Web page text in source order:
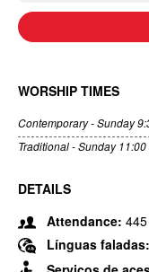
WORSHIP TIMES
Contemporary - Sunday
Traditional - Sunday 11:00
DETAILS
Attendance: 445
Línguas faladas: